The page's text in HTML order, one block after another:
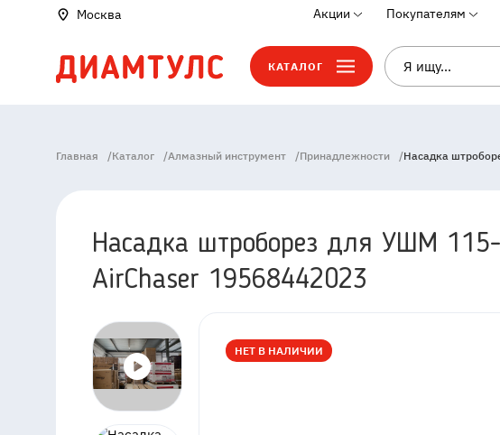
Москва Акции Покупателям
КАТАЛОГ
Главная /Каталог /Алмазный инструмент /Принадлежности /Насадка
Насадка штроборез для УШМ 115-
AirChaser 19568442023
НЕТ В НАЛИЧИИ